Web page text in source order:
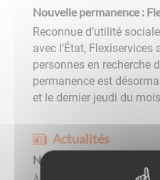
Nouvelle permanence :
Reconnue d’utilité
avec l’État, Flexiservices
personnes en recherche
permanence est
et le dernier jeudi du
Actualités
Nouveaux horaires France